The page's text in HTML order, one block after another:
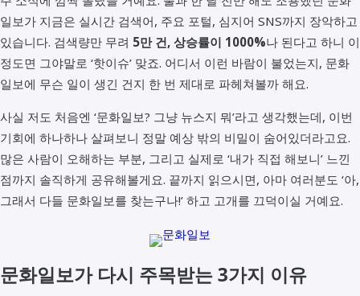
일보가 지금은 실시간 검색어, 주요 포털, 심지어 SNS까지 장악하고
있습니다. 검색량만 무려 5만 건, 상승률이 1000%나 된다고 하니 이
정도면 그야말로 ‘핫이슈’ 맞죠. 어디서 이런 바람이 불었는지, 문화
일보에 무슨 일이 생긴 건지 한 번 제대로 파헤쳐볼까 해요.
사실 저도 처음엔 ‘문화일보? 그냥 뉴스지 뭐’라고 생각했는데, 이번
기회에 하나하나 살펴보니 정말 예상 밖의 비밀이 숨어있더라고요.
많은 사람이 오해하는 부분, 그리고 실제로 ‘내가 직접 해보니’ 느낀
점까지 솔직하게 공유해볼게요. 끝까지 읽으시면, 아마 여러분도 ‘아,
그래서 다들 문화일보를 찾는구나!’ 하고 고개를 끄덕이실 거예요.
문화일보가 다시 주목받는 3가지 이유